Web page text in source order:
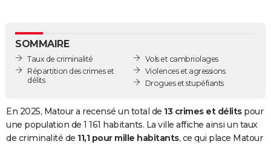
GUIDES D'ACHAT
BONS PLANS
Carte de Noël
Carte Bonne année
Carte Saint-Valentin
Carte Pâques
Carte d'anniversaire
DICTIONNAIRE
Dictionnaire
Biographies
Citations
Expressions
Proverbes
PROGRAMME TV
SOMMAIRE
Taux de criminalité
Répartition des crimes et
délits
Vols et cambriolages
Violences et agressions
Drogues et stupéfiants
En 2025, Matour a recensé un total de 13 crimes et délitspour
une population de 1 161 habitants. La ville affiche ainsi un taux
de criminalité de 11,1 pour mille habitants, ce qui place Matour